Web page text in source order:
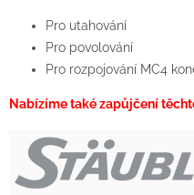
Pro utahování
Pro povolování
Pro rozpojování MC4
Nabízíme také zapůjčení